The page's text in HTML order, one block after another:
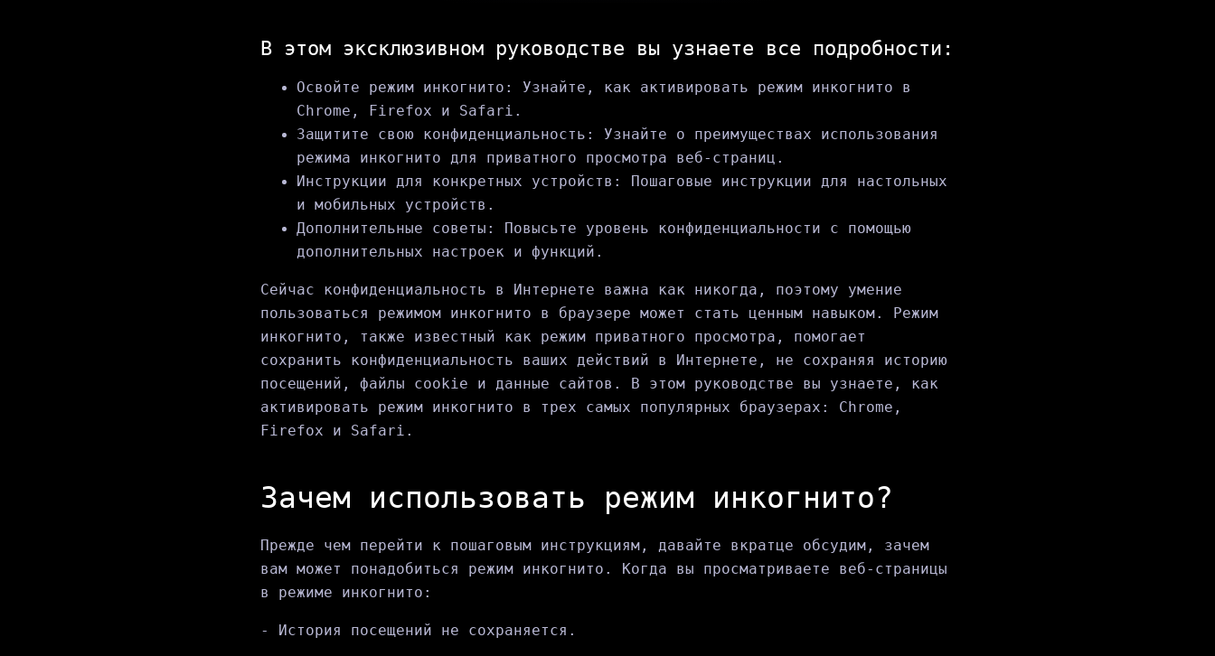
В этом эксклюзивном руководстве вы узнаете все подробности:
Освойте режим инкогнито: Узнайте, как активировать режим инкогнито в
Chrome, Firefox и Safari.
Защитите свою конфиденциальность: Узнайте о преимуществах использования
режима инкогнито для приватного просмотра веб-страниц.
Инструкции для конкретных устройств: Пошаговые инструкции для настольных
и мобильных устройств.
Дополнительные советы: Повысьте уровень конфиденциальности с помощью
дополнительных настроек и функций.
Сейчас конфиденциальность в Интернете важна как никогда, поэтому умение
пользоваться режимом инкогнито в браузере может стать ценным навыком. Режим
инкогнито, также известный как режим приватного просмотра, помогает
сохранить конфиденциальность ваших действий в Интернете, не сохраняя историю
посещений, файлы cookie и данные сайтов. В этом руководстве вы узнаете, как
активировать режим инкогнито в трех самых популярных браузерах: Chrome,
Firefox и Safari.
Зачем использовать режим инкогнито?
Прежде чем перейти к пошаговым инструкциям, давайте вкратце обсудим, зачем
вам может понадобиться режим инкогнито. Когда вы просматриваете веб-страницы
в режиме инкогнито:
- История посещений не сохраняется.